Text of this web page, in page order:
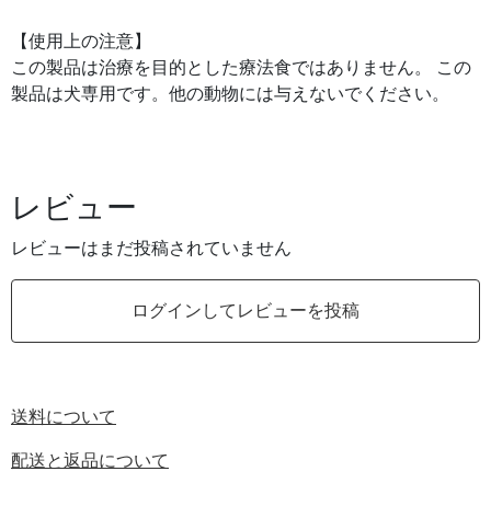
【使用上の注意】
この製品は治療を目的とした療法食ではありません。 この
製品は犬専用です。他の動物には与えないでください。
レビュー
レビューはまだ投稿されていません
ログインしてレビューを投稿
送料について
配送と返品について